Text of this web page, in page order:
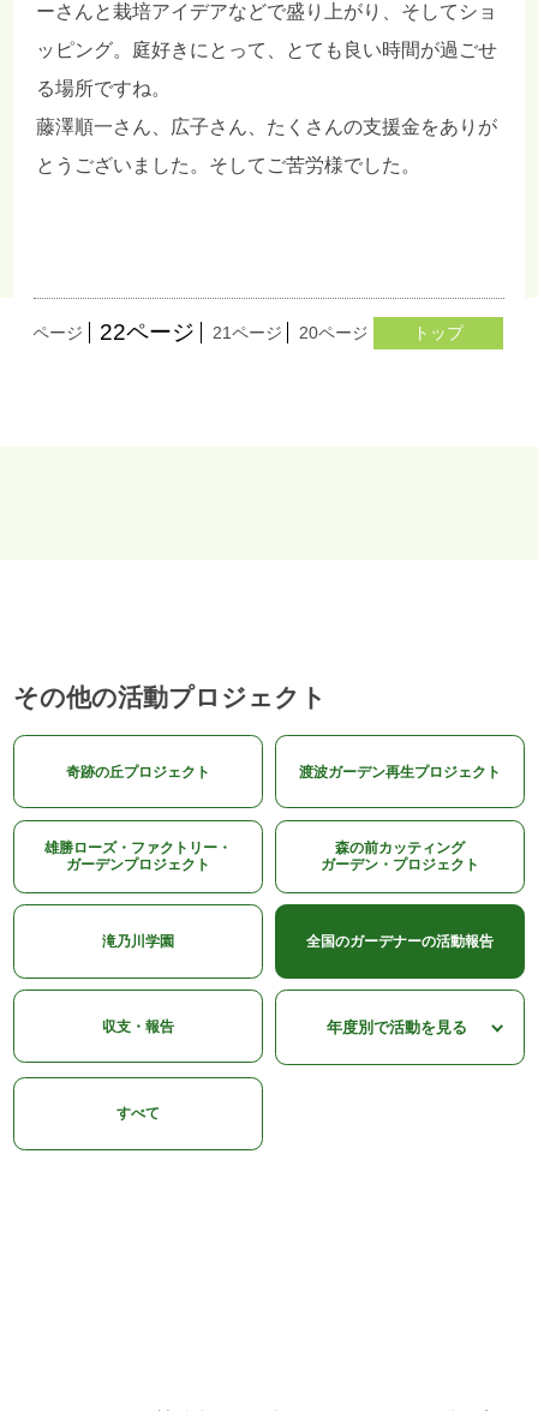
ーさんと栽培アイデアなどで盛り上がり、そしてショ
ッピング。庭好きにとって、とても良い時間が過ごせ
る場所ですね。
藤澤順一さん、広子さん、たくさんの支援金をありが
とうございました。そしてご苦労様でした。
23ページ 22ページ 21ページ 20ページ 19ページ
トップ
その他の活動プロジェクト
奇跡の丘プロジェクト 渡波ガーデン再生プロジェクト
雄勝ローズ・ファクトリー・
ガーデンプロジェクト
森の前カッティング
ガーデン・プロジェクト
滝乃川学園 全国のガーデナーの活動報告
収支・報告
すべて